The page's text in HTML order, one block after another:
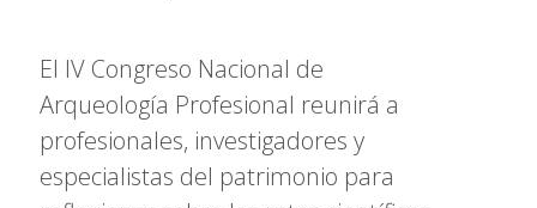
El IV Congreso Nacional de
Arqueología Profesional reunirá a
profesionales, investigadores y
especialistas del patrimonio para